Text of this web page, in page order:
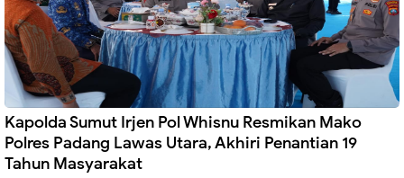
Kapolda Sumut Irjen Pol Whisnu Resmikan Mako
Polres Padang Lawas Utara, Akhiri Penantian 19
Tahun Masyarakat